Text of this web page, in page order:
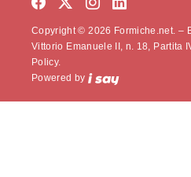
Copyright © 2026 Formiche.net. –
Vittorio Emanuele II, n. 18, Partita
Policy.
Powered by